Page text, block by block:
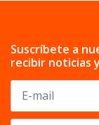
Suscríbete a
recibir noticias